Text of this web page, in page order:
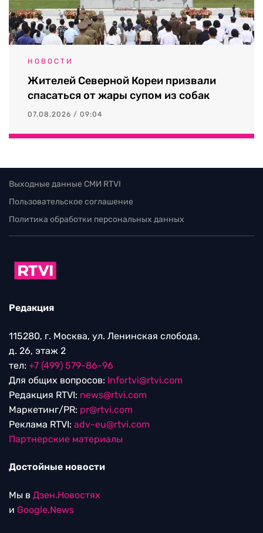
НОВОСТИ
Жителей Северной Кореи призвали
спасаться от жары супом из собак
07.08.2026 / 09:04
Выходные данные СМИ RTVI
Пользовательское соглашение
Политика обработки персональных данных
Редакция
115280, г. Москва, ул. Ленинская слобода,
д. 26, этаж 2
тел: +7 (499) 579-86-96
Для общих вопросов: Infortvi@rtvi.com
Редакция RTVI: news@rtvi.com
Маркетинг/PR: pr@rtvi.com
Реклама RTVI: adv-eu@rtvi.com
Партнерские материалы
Достойные новости
Мы в Дзен.Новостях
и Google.News